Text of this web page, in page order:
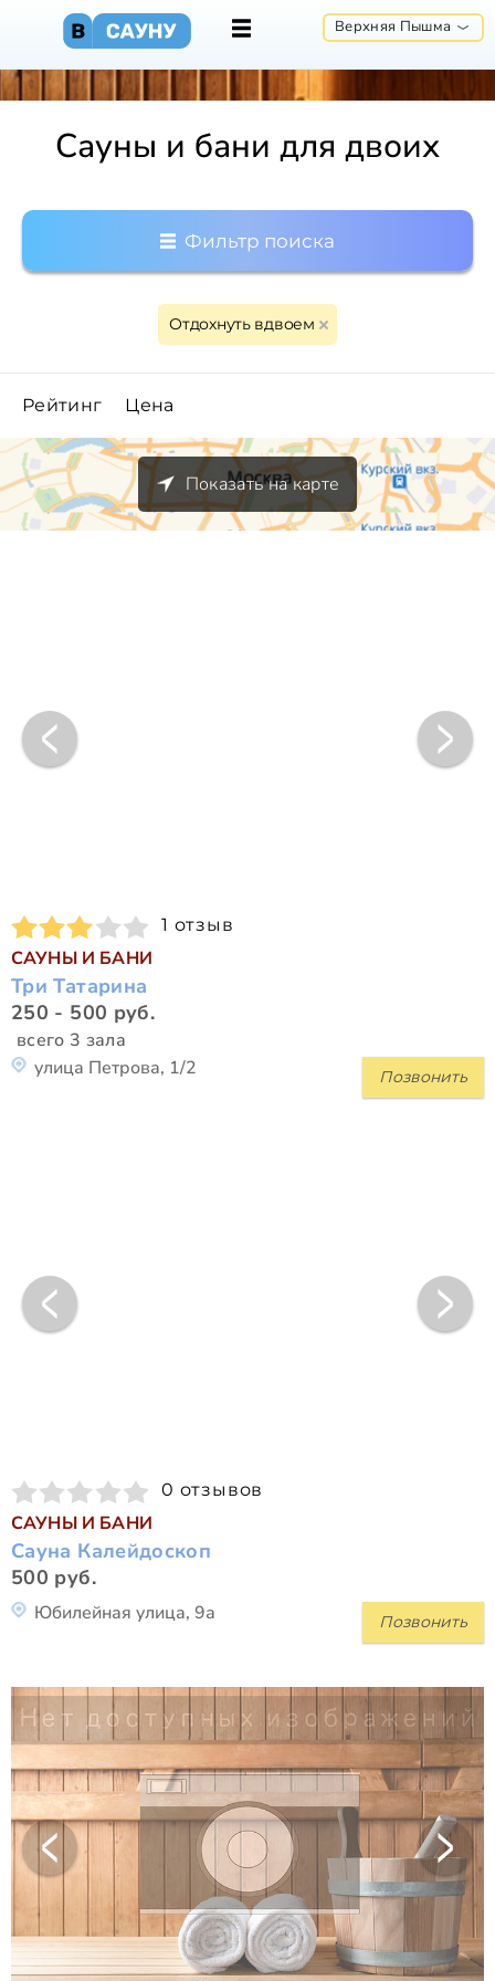
Верхняя Пышма
Сауны и бани для двоих
Фильтр поиска
Отдохнуть вдвоем
Рейтинг Цена
Показать на карте
1 отзыв
САУНЫ И БАНИ
Три Татарина
250 - 500 руб.
всего 3 зала
Позвонить
улица Петрова, 1/2
0 отзывов
САУНЫ И БАНИ
Сауна Калейдоскоп
500 руб.
Позвонить
Юбилейная улица, 9а